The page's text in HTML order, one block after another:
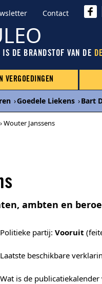
Contact
IS DE BRANDSTOF VAN DE
VERGOEDINGEN
›Goedele Liekens ›Bart
› Wouter Janssens
ambten en
Politieke partij: Vooruit
Laatste beschikbare
Wat is de